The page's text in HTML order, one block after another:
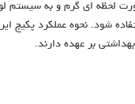
لحظه ای گرم و به سیستم
شود. نحوه عملکرد پکیج
بر عهده دارند.